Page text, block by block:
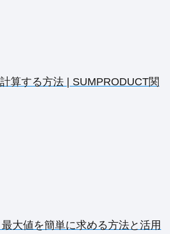
算する方法 | SUMPRODUCT関
大値を簡単に求める方法と活用